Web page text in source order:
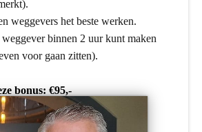
weggevers het beste werken.
binnen 2 uur kunt maken
voor gaan zitten).
bonus: €95,-